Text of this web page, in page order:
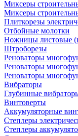
Миксеры
Миксеры
Плиткорезы
Отбойные молотки
Ножницы листовые
Штроборезы
Реноваторы
Реноваторы
Реноваторы
Вибраторы
Глубинные
Винтоверты
Аккумуляторные
Степлеры
Степлеры